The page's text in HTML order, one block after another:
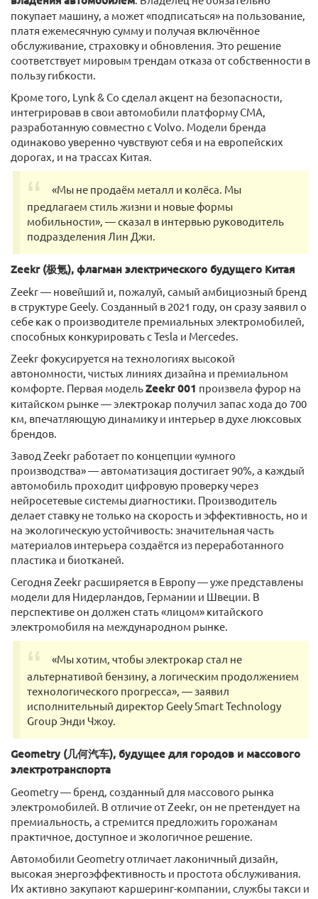
покупает машину, а может «подписаться» на пользование,
платя ежемесячную сумму и получая включённое
обслуживание, страховку и обновления. Это решение
соответствует мировым трендам отказа от собственности в
пользу гибкости.
Кроме того, Lynk & Co сделал акцент на безопасности,
интегрировав в свои автомобили платформу CMA,
разработанную совместно с Volvo. Модели бренда
одинаково уверенно чувствуют себя и на европейских
дорогах, и на трассах Китая.
«Мы не продаём металл и колёса. Мы
предлагаем стиль жизни и новые формы
мобильности», — сказал в интервью руководитель
подразделения Лин Джи.
Zeekr (极氪), флагман электрического будущего Китая
Zeekr — новейший и, пожалуй, самый амбициозный бренд
в структуре Geely. Созданный в 2021 году, он сразу заявил о
себе как о производителе премиальных электромобилей,
способных конкурировать с Tesla и Mercedes.
Zeekr фокусируется на технологиях высокой
автономности, чистых линиях дизайна и премиальном
комфорте. Первая модельZeekr 001 произвела фурор на
китайском рынке — электрокар получил запас хода до 700
км, впечатляющую динамику и интерьер в духе люксовых
брендов.
Завод Zeekr работает по концепции «умного
производства» — автоматизация достигает 90%, а каждый
автомобиль проходит цифровую проверку через
нейросетевые системы диагностики. Производитель
делает ставку не только на скорость и эффективность, но и
на экологическую устойчивость: значительная часть
материалов интерьера создаётся из переработанного
пластика и биотканей.
Сегодня Zeekr расширяется в Европу — уже представлены
модели для Нидерландов, Германии и Швеции. В
перспективе он должен стать «лицом» китайского
электромобиля на международном рынке.
«Мы хотим, чтобы электрокар стал не
альтернативой бензину, а логическим продолжением
технологического прогресса», — заявил
исполнительный директор Geely Smart Technology
Group Энди Чжоу.
Geometry (几何汽车), будущее для городов и массового
электротранспорта
Geometry — бренд, созданный для массового рынка
электромобилей. В отличие от Zeekr, он не претендует на
премиальность, а стремится предложить горожанам
практичное, доступное и экологичное решение.
Автомобили Geometry отличает лаконичный дизайн,
высокая энергоэффективность и простота обслуживания.
Их активно закупают каршеринг-компании, службы такси и